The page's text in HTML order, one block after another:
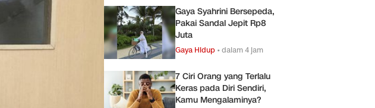
Gaya Syahrini Bersepeda,
Pakai Sandal Jepit Rp8
Juta
Gaya Hidup •dalam 4 jam
7 Ciri Orang yang Terlalu
Keras pada Diri Sendiri,
Kamu Mengalaminya?